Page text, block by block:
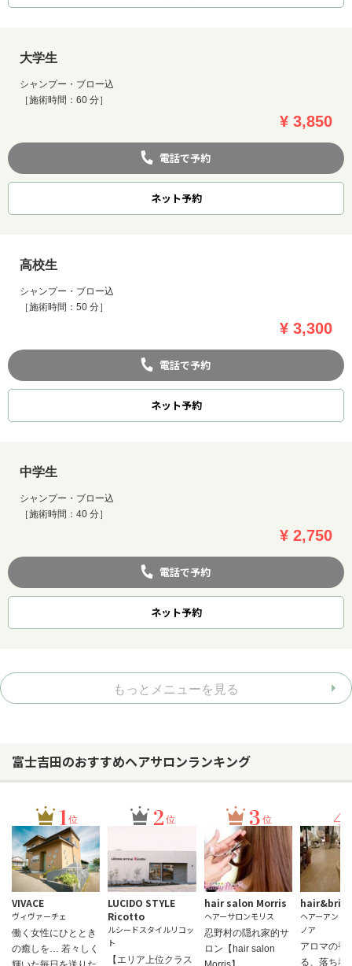
大学生
シャンプー・ブロー込
［施術時間：60 分］
¥ 3,850
電話で予約
ネット予約
高校生
シャンプー・ブロー込
［施術時間：50 分］
¥ 3,300
電話で予約
ネット予約
中学生
シャンプー・ブロー込
［施術時間：40 分］
¥ 2,750
電話で予約
ネット予約
もっとメニューを見る
富士吉田のおすすめヘアサロンランキング
1位
VIVACE
ヴィヴァーチェ
働く女性にひととき
の癒しを… 若々しく
2 位
LUCIDO STYLE
Ricotto
ルシードスタイルリコッ
ト
【エリア上位クラス
3 位
hair salon Morris
ヘアーサロンモリス
忍野村の隠れ家的サ
ロン【hair salon
4
ヘアーアンド
ノア
アロマの香
る、落ち着